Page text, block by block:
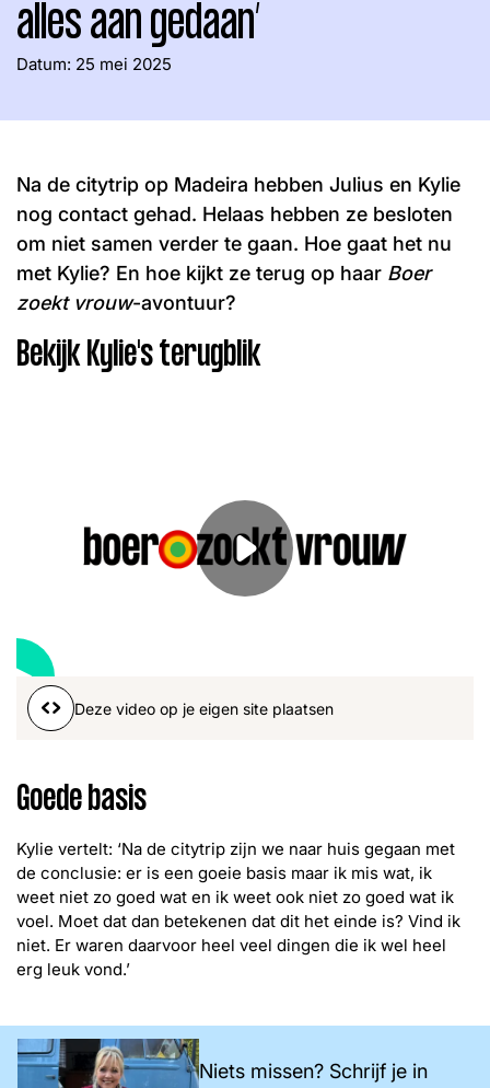
Word lid
John Julius
Nieuws
Uitzendingen
alles aan gedaan’
Datum: 25 mei 2025
Na de citytrip op Madeira hebben Julius en Kylie
nog contact gehad. Helaas hebben ze besloten
om niet samen verder te gaan. Hoe gaat het nu
met Kylie? En hoe kijkt ze terug op haar Boer
zoekt vrouw-avontuur?
Bekijk Kylie's terugblik
Deze video op je eigen site plaatsen
Goede basis
Kylie vertelt: ‘Na de citytrip zijn we naar huis gegaan met
de conclusie: er is een goeie basis maar ik mis wat, ik
weet niet zo goed wat en ik weet ook niet zo goed wat ik
voel. Moet dat dan betekenen dat dit het einde is? Vind ik
niet. Er waren daarvoor heel veel dingen die ik wel heel
erg leuk vond.’
Niets missen? Schrijf je in